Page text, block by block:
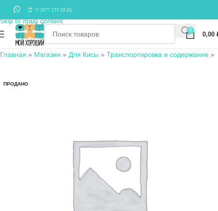
Skip to navigation
Skip to main content
+7 (977) 677-72-21
0
0,00
Главная » Магазин » Для Кисы » Транспортировка и содержание »
ПРОДАНО